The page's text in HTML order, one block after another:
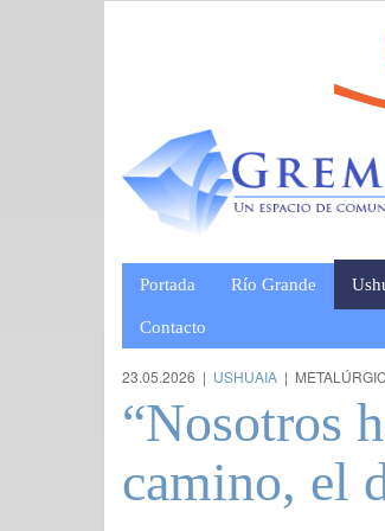
Portada Río Grande
Contacto
23.05.2026 | USHUAIA |
“Nosotros
camino, el